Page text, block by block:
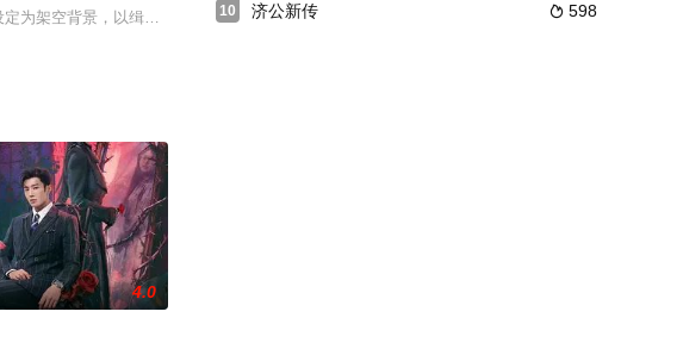
歆甜对自己的感
当她终于和恶名昭彰的连环碎尸案嫌犯面对面时，才
明辉（于震 饰）投笔从戎。明辉后来参加了中共游击队，投身到敌后抗日战场，由于从
定为架空背景，以缉毒警察被杀害为主案件贯穿全剧。整部剧集全程高能，聚焦于人性善恶，除了
4.0
10  598
济公新传